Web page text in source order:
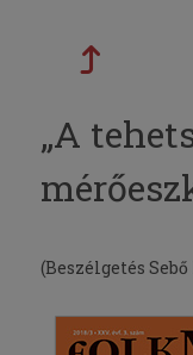
„A
(Beszélgetés